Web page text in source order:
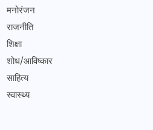
मनोरंजन
राजनीति
शिक्षा
शोध/आविष्कार
साहित्य
स्वास्थ्य